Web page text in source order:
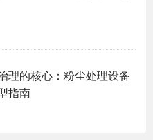
理的核心：粉尘处理设备
指南